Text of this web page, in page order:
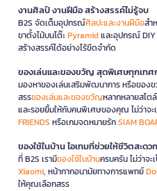
งานศิลป์ งานฝีมือ สร้างสรรค์ไม่รู้จบ
B2S จัดเต็มอุปกรณ์ศิลปะและงานฝีมือสำ
ขาตั้งไม้บนโต๊ะPyramidและอุปกรณ์
สร้างสรรค์ได้อย่างไร้ขีดจำกัด
ของเล่นและของขวัญ สุดพิเศษทุกเทศ
มองหาของเล่นเสริมพัฒนาการ หรือของ
สรรของเล่นและของขวัญหลากหลายสไต
และรอยยิ้มให้กับคนพิเศษของคุณ ไม่ว่าจะ
FRIENDS หรือเกมจดหมายรักSIAM
ของใช้ในบ้าน ไอเทมที่ช่วยให้ชีวิตสะด
ที่ B2S เรามีของใช้ในบ้านครบครัน ไม่ว่าจะ
Xiaomi, หน้ากากอนามัยทางการแพทย์
ให้คุณเลือกสรร